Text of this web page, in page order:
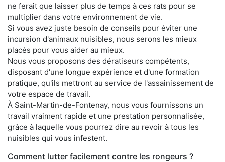
ne ferait que laisser plus de temps à ces rats pour se
multiplier dans votre environnement de vie.
Si vous avez juste besoin de conseils pour éviter une
incursion d'animaux nuisibles, nous serons les mieux
placés pour vous aider au mieux.
Nous vous proposons des dératiseurs compétents,
disposant d'une longue expérience et d'une formation
pratique, qu'ils mettront au service de l'assainissement de
votre espace de travail.
À Saint-Martin-de-Fontenay, nous vous fournissons un
travail vraiment rapide et une prestation personnalisée,
grâce à laquelle vous pourrez dire au revoir à tous les
nuisibles qui vous infestent.
Comment lutter facilement contre les rongeurs ?